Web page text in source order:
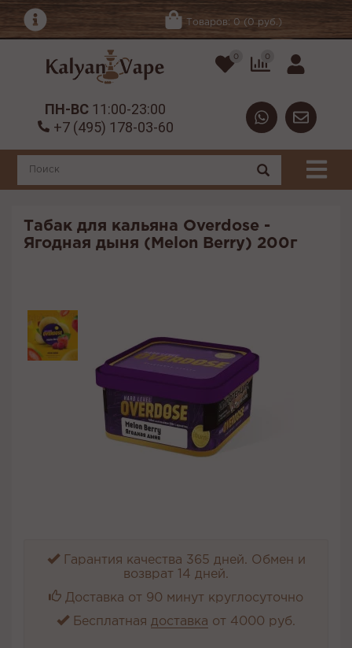
Товаров: 0 (0 руб.)
0 0
ПН-ВС 11:00-23:00
+7 (495) 178-03-60
Табак для кальяна Overdose -
Ягодная дыня (Melon Berry) 200г
Гарантия качества 365 дней. Обмен и
возврат 14 дней.
Доставка от 90 минут круглосуточно
Бесплатная доставка от 4000 руб.